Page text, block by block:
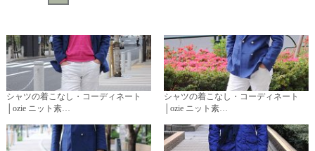
シャツの着こなし・コーディネート
│ozie ニット素…
シャツの着こなし・コーディネート
│ozie ニット素…